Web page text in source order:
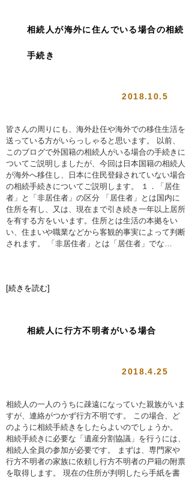
相続人が海外に住んでいる場合の相続
手続き
2018.10.5
皆さんの周りにも、海外赴任や海外での移住生活を
送っている方がいらっしゃると思います。 以前、
このブログで外国籍の相続人がいる場合の手続きに
ついてご説明しましたが、今回は日本国籍の相続人
が海外へ移住し、日本に住民登録されていない場合
の相続手続きについてご説明します。 １．「居住
者」と「非居住者」の区分 「居住者」とは国内に
住所を有し、又は、現在まで引き続き一年以上居所
を有する方をいいます。住所とは生活の本拠をい
い、住まいや職業などから客観的事実によって判断
されます。 「非居住者」とは「居住者」でな…
[続きを読む]
相続人に行方不明者がいる場合
2018.4.25
相続人の一人のうちに疎遠になっていた親族がいま
すが、連絡がつかず行方不明です。 この場合、ど
のように相続手続きをしたらよいのでしょうか。
相続手続きに必要な「遺産分割協議」を行うには、
相続人全員の参加が必要です。 まずは、専門家や
行方不明者の家族に依頼し行方不明者の戸籍の附票
を取得します。 現在の住所が判明したら手紙を書